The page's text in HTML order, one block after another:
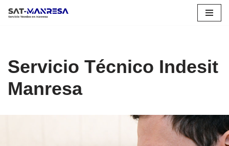
Servicio Técnico Indesit
Manresa